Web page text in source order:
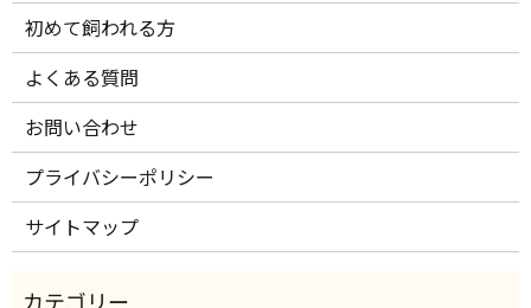
初めて飼われる方
よくある質問
お問い合わせ
プライバシーポリシー
サイトマップ